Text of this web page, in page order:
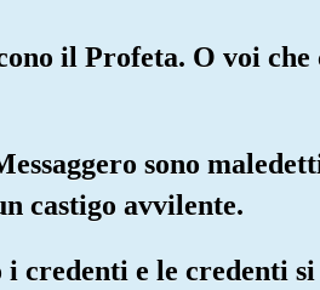
il Profeta. O voi che
sono
castigo avvilente.
credenti e le credenti